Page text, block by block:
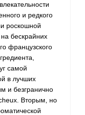
и редкого
роскошной
бескрайних
французского
самой
в лучших
и безгранично
Вторым, но